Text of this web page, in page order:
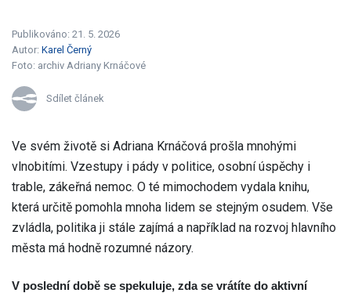
Publikováno: 21. 5. 2026
Autor: Karel Černý
Foto: archiv Adriany Krnáčové
Sdílet článek
Ve svém životě si Adriana Krnáčová prošla mnohými
vlnobitími. Vzestupy i pády v politice, osobní úspěchy i
trable, zákeřná nemoc. O té mimochodem vydala knihu,
která určitě pomohla mnoha lidem se stejným osudem. Vše
zvládla, politika ji stále zajímá a například na rozvoj hlavního
města má hodně rozumné názory.
V poslední době se spekuluje, zda se vrátíte do aktivní